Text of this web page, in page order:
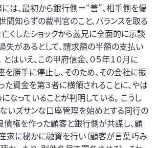
には、最初から銀行側＝“善”、相手側を偏
間知らずの裁判官のこと、バランスを取る
亡くしたショックから義兄に全面的に示談
失があるとして、請求額の半額の支払い
はいえ、この甲府信金、０５年１０月に
を勝手に停止し、そのため、その会社に振
た資金を第３者に横領されることに、やは
なっていることが判明している。 こうし
いズサンな口座管理を始めとする同行の
債権を作った顧客と銀行側が共謀し、顧
家に秘かに融資を行い（顧客が言葉巧み